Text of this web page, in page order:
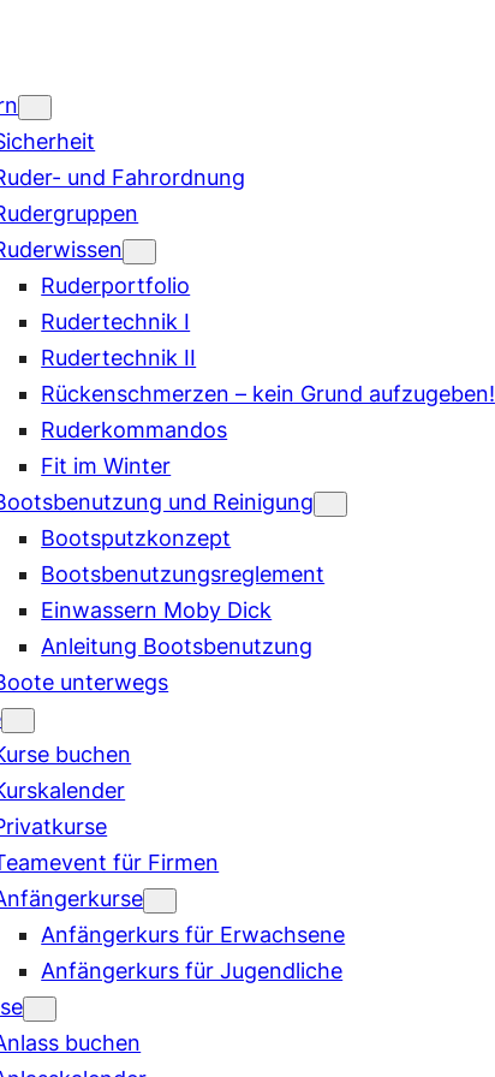
und Fahrordnung
Ruderportfolio
Rudertechnik I
Rudertechnik II
Rückenschmerzen – kein Grund aufzugeben!
Ruderkommandos
Fit im Winter
und Reinigung
Bootsputzkonzept
Bootsbenutzungsreglement
Einwassern Moby Dick
Anleitung Bootsbenutzung
unterwegs
buchen
für Firmen
Anfängerkurs für Erwachsene
Anfängerkurs für Jugendliche
buchen